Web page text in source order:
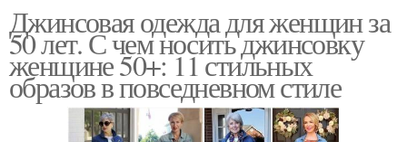
Джинсовая одежда для женщин за
50 лет. С чем носить джинсовку
женщине 50+: 11 стильных
образов в повседневном стиле